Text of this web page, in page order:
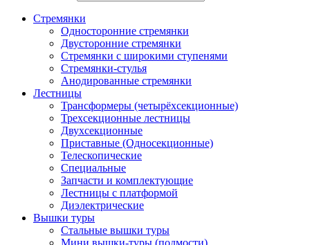
Стремянки
Односторонние стремянки
Двусторонние стремянки
Стремянки с широкими ступенями
Стремянки-стулья
Анодированные стремянки
Лестницы
Трансформеры (четырёхсекционные)
Трехсекционные лестницы
Двухсекционные
Приставные (Односекционные)
Телескопические
Специальные
Запчасти и комплектующие
Лестницы с платформой
Диэлектрические
Вышки туры
Стальные вышки туры
Мини вышки-туры (подмости)